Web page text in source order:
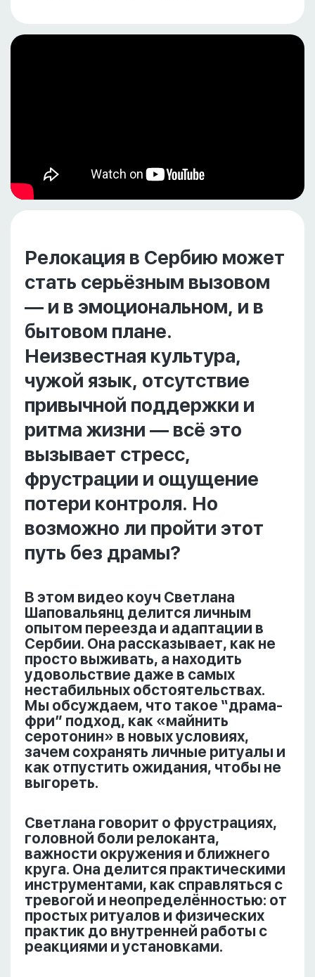
Релокация в Сербию может
стать серьёзным вызовом
— и в эмоциональном, и в
бытовом плане.
Неизвестная культура,
чужой язык, отсутствие
привычной поддержки и
ритма жизни — всё это
вызывает стресс,
фрустрации и ощущение
потери контроля. Но
возможно ли пройти этот
путь без драмы?
В этом видео коуч Светлана
Шаповальянц делится личным
опытом переезда и адаптации в
Сербии. Она рассказывает, как не
просто выживать, а находить
удовольствие даже в самых
нестабильных обстоятельствах.
Мы обсуждаем, что такое “драма-
фри” подход, как «майнить
серотонин» в новых условиях,
зачем сохранять личные ритуалы и
как отпустить ожидания, чтобы не
выгореть.
Светлана говорит о фрустрациях,
головной боли релоканта,
важности окружения и ближнего
круга. Она делится практическими
инструментами, как справляться с
тревогой и неопределённостью: от
простых ритуалов и физических
практик до внутренней работы с
реакциями и установками.